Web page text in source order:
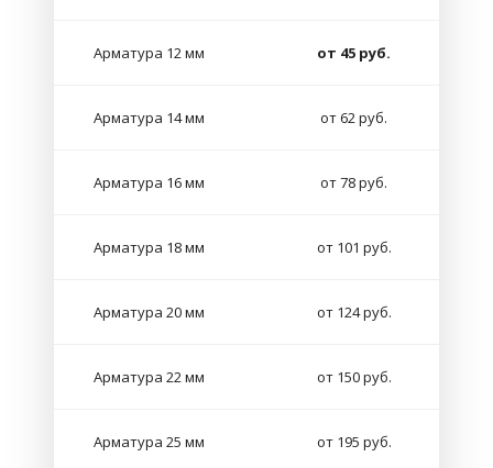
Арматура 12 мм от 45 руб.
Арматура 14 мм от 62 руб.
Арматура 16 мм от 78 руб.
Арматура 18 мм от 101 руб.
Арматура 20 мм от 124 руб.
Арматура 22 мм от 150 руб.
Арматура 25 мм от 195 руб.